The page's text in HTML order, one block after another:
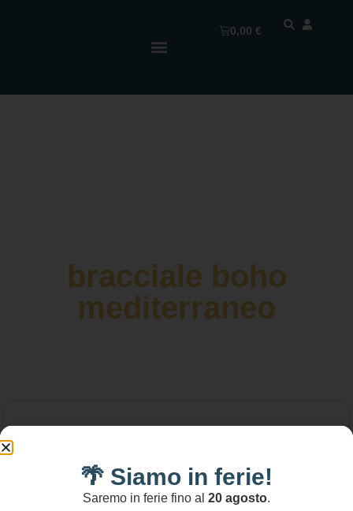
0,00€
bracciale boho
mediterraneo
🌴 Siamo in ferie!
Saremo in ferie fino al 20 agosto.